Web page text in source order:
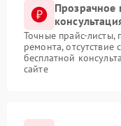
Прозрачное
Точные прайс-листы,
ремонта,
бесплатной
сайте